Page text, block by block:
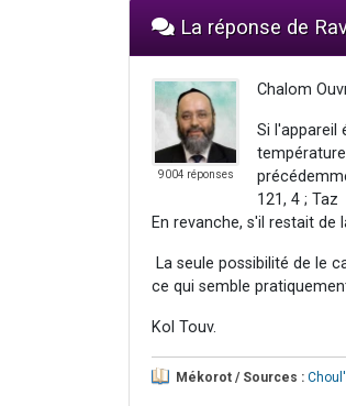
La réponse de
9004 réponses
Chalom
Si l'appareil
121, 4 ;
En revanche, s'il restait de
La seule possibilité de le
ce qui semble
Kol Touv.
Mékorot / Sources :